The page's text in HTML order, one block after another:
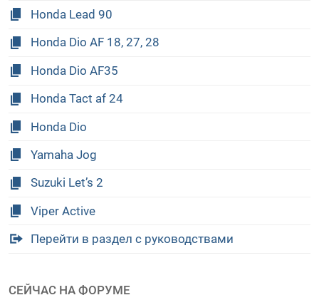
Honda Lead 90
Honda Dio AF 18, 27, 28
Honda Dio AF35
Honda Tact af 24
Honda Dio
Yamaha Jog
Suzuki Let’s 2
Viper Active
Перейти в раздел с руководствами
СЕЙЧАС НА ФОРУМЕ